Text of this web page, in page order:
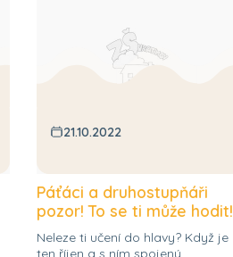
21.10.2022
Páťáci a druhostupňáři
pozor! To se ti může hodit!
Neleze ti učení do hlavy? Když je
ten říjen a s ním spojený